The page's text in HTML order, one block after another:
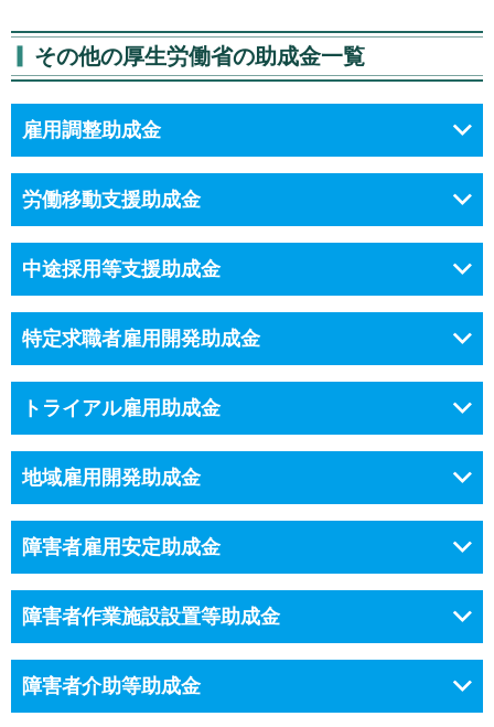
その他の厚生労働省の助成金一覧
雇用調整助成金
労働移動支援助成金
中途採用等支援助成金
特定求職者雇用開発助成金
トライアル雇用助成金
地域雇用開発助成金
障害者雇用安定助成金
障害者作業施設設置等助成金
障害者介助等助成金